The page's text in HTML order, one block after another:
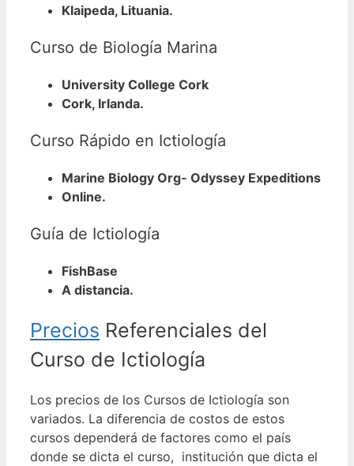
Klaipeda, Lituania.
Curso de Biología Marina
University College Cork
Cork, Irlanda.
Curso Rápido en Ictiología
Marine Biology Org- Odyssey Expeditions
Online.
Guía de Ictiología
FishBase
A distancia.
Precios Referenciales del
Curso de Ictiología
Los precios de los Cursos de Ictiología son
variados. La diferencia de costos de estos
cursos dependerá de factores como el país
donde se dicta el curso, institución que dicta el